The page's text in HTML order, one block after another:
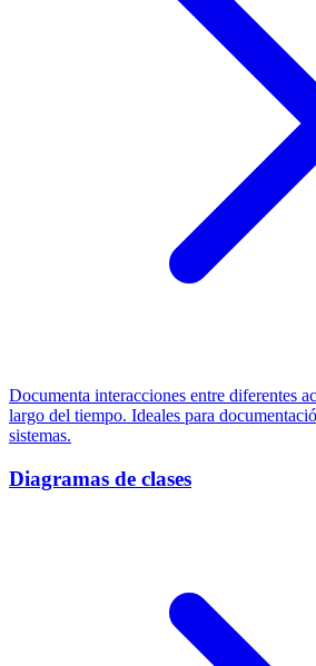
Documenta interacciones entre diferentes
largo del tiempo. Ideales para
sistemas.
Diagramas de clases